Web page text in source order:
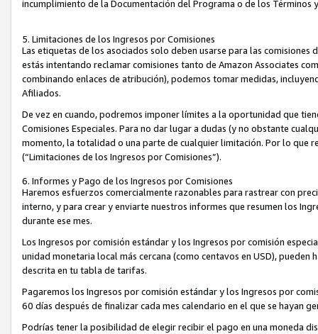
incumplimiento de la Documentación del Programa o de los Términos
5. Limitaciones de los Ingresos por Comisiones
Las etiquetas de los asociados solo deben usarse para las
estás intentando reclamar comisiones tanto de Amazon Associates
combinando enlaces de atribución), podemos tomar medidas,
Afiliados.
De vez en cuando, podremos imponer límites a la oportunidad que
Comisiones Especiales. Para no dar lugar a dudas (y no obstante
momento, la totalidad o una parte de cualquier limitación. Por lo que
(“Limitaciones de los Ingresos por Comisiones”).
6. Informes y Pago de los Ingresos por Comisiones
Haremos esfuerzos comercialmente razonables para rastrear con
interno, y para crear y enviarte nuestros informes que resumen los
durante ese mes.
Los Ingresos por comisión estándar y los Ingresos por comisión
unidad monetaria local más cercana (como centavos en USD),
descrita en tu tabla de tarifas.
Pagaremos los Ingresos por comisión estándar y los Ingresos por
60 días después de finalizar cada mes calendario en el que se hayan
Podrías tener la posibilidad de elegir recibir el pago en una moneda